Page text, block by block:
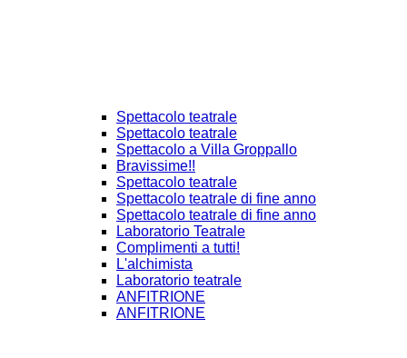
Spettacolo teatrale
Spettacolo teatrale
Spettacolo a Villa Groppallo
Bravissime!!
Spettacolo teatrale
Spettacolo teatrale di fine anno
Spettacolo teatrale di fine anno
Laboratorio Teatrale
Complimenti a tutti!
L'alchimista
Laboratorio teatrale
ANFITRIONE
ANFITRIONE